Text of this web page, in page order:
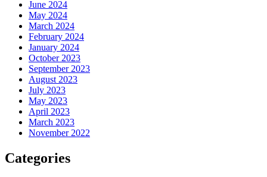
June 2024
May 2024
March 2024
February 2024
January 2024
October 2023
September 2023
August 2023
July 2023
May 2023
April 2023
March 2023
November 2022
Categories